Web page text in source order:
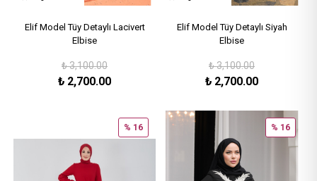
Elif Model Tüy Detaylı Lacivert
Elbise
₺3,100.00
₺ 2,700.00
Elif Model Tüy Detaylı Siyah
Elbise
₺3,100.00
₺ 2,700.00
% 16 % 16